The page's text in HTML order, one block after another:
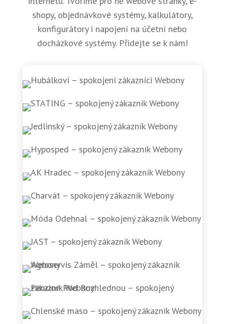
shopy, objednávkové systémy, kalkulátory,
konfigurátory i napojení na účetní nebo
docházkové systémy. Přidejte se k nám!